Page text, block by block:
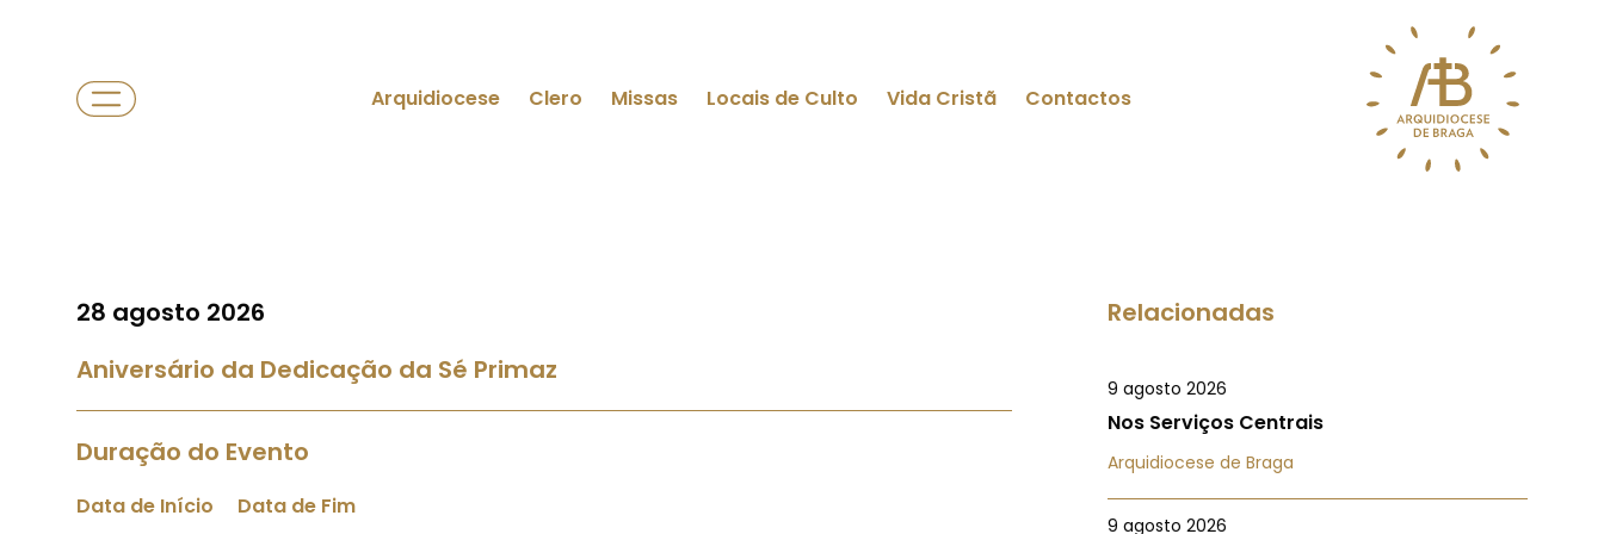
Arquidiocese Clero Missas Locais de Culto Vida Cristã Contactos
28 agosto 2026
Aniversário da Dedicação da Sé Primaz
Duração do Evento
Data de Início Data de Fim
Relacionadas
9 agosto 2026
Nos Serviços Centrais
Arquidiocese de Braga
9 agosto 2026